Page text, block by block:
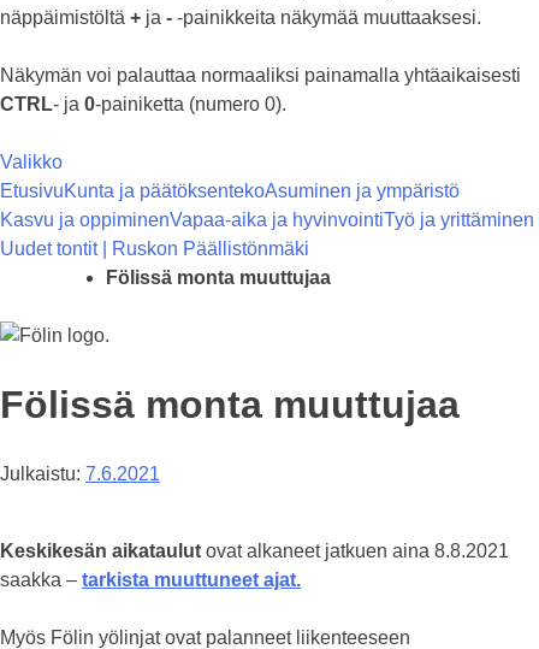
näppäimistöltä + ja - -painikkeita näkymää muuttaaksesi.
Näkymän voi palauttaa normaaliksi painamalla yhtäaikaisesti
CTRL- ja 0-painiketta (numero 0).
Valikko
EtusivuKunta ja päätöksentekoAsuminen ja ympäristö
Kasvu ja oppiminenVapaa-aika ja hyvinvointiTyö ja yrittäminen
Uudet tontit | Ruskon Päällistönmäki
Fölissä monta muuttujaa
Fölissä monta muuttujaa
Julkaistu: 7.6.2021
Keskikesän aikataulut ovat alkaneet jatkuen aina 8.8.2021
saakka – tarkista muuttuneet ajat.
Myös Fölin yölinjat ovat palanneet liikenteeseen